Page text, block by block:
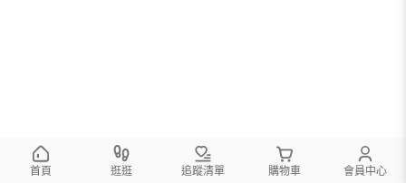
首頁 逛逛 追蹤清單 購物車 會員中心